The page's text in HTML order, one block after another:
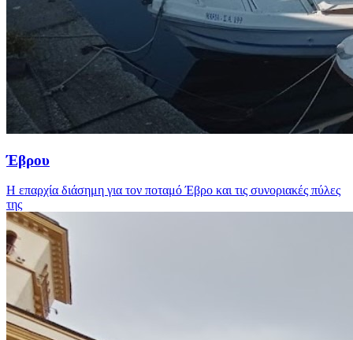
Έβρου
Η επαρχία διάσημη για τον ποταμό Έβρο και τις συνοριακές πύλες
της